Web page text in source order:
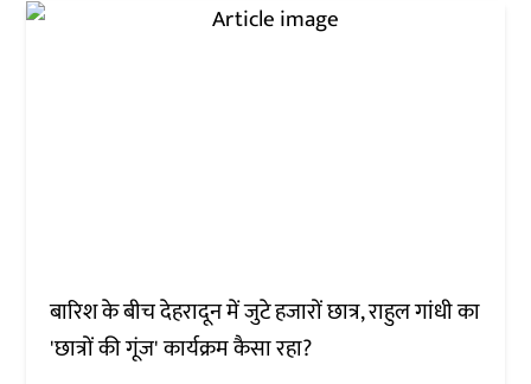
बारिश के बीच देहरादून में जुटे हजारों छात्र, राहुल गांधी का
'छात्रों की गूंज' कार्यक्रम कैसा रहा?